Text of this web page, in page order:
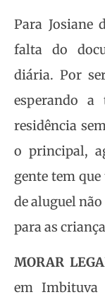
Para Josiane
falta do
diária. Por
esperando
residência
o principal,
gente tem
de aluguel
para as
MORAR
em